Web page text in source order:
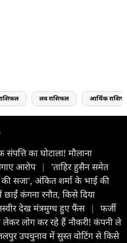
लव राशिफल आर्थिक
का घोटाला! मौलाना
आरोप |
'ताहिर हुसैन समेत
की सजा', अंकित शर्मा के भाई की
कंगना रनौत, किसे दिया
देख मंत्रमुग्ध हुए फैंस |
फर्जी
लेकर लोग कर रहे हैं नौकरी! कंपनी ले
उपचुनाव में सुस्त वोटिंग से किसे